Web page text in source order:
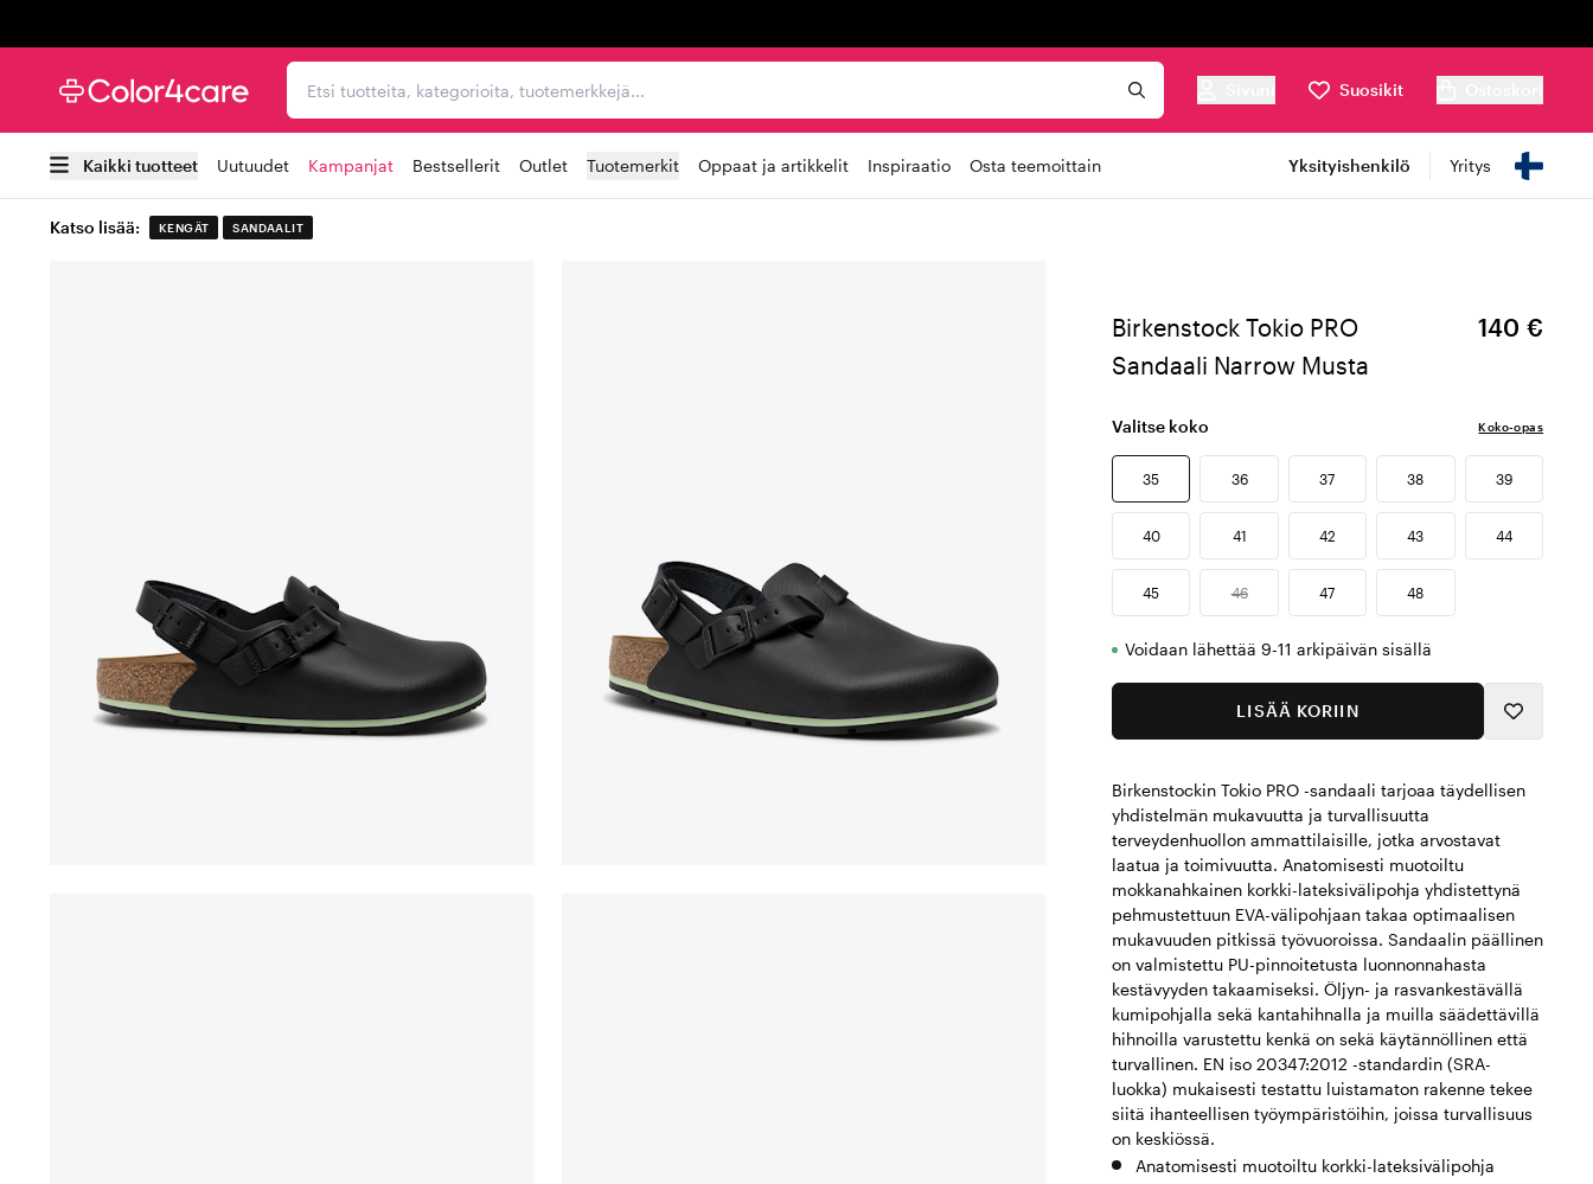
Etsi tuotteita, kategorioita, tuotemerkkejä...
Suosikit
Kaikki tuotteet Uutuudet Kampanjat Bestsellerit Outlet Tuotemerkit Oppaat ja artikkelit Inspiraatio Osta teemoittain Yksityishenkilö Yritys
Katso lisää: KENGÄT SANDAALIT
Birkenstock Tokio PRO
Sandaali Narrow Musta
140 €
Valitse koko Koko-opas
35 36 37 38 39
40 41 42 43 44
45 46 47 48
Voidaan lähettää 9-11 arkipäivän sisällä
LISÄÄ KORIIN
Birkenstockin Tokio PRO -sandaali tarjoaa täydellisen
yhdistelmän mukavuutta ja turvallisuutta
terveydenhuollon ammattilaisille, jotka arvostavat
laatua ja toimivuutta. Anatomisesti muotoiltu
mokkanahkainen korkki-lateksivälipohja yhdistettynä
pehmustettuun EVA-välipohjaan takaa optimaalisen
mukavuuden pitkissä työvuoroissa. Sandaalin päällinen
on valmistettu PU-pinnoitetusta luonnonnahasta
kestävyyden takaamiseksi. Öljyn- ja rasvankestävällä
kumipohjalla sekä kantahihnalla ja muilla säädettävillä
hihnoilla varustettu kenkä on sekä käytännöllinen että
turvallinen. EN iso 20347:2012 -standardin (SRA-
luokka) mukaisesti testattu luistamaton rakenne tekee
siitä ihanteellisen työympäristöihin, joissa turvallisuus
on keskiössä.
Anatomisesti muotoiltu korkki-lateksivälipohja